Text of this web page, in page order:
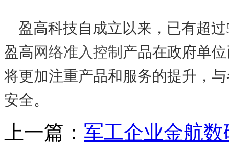
盈高科技自成立以来，已有超
盈高网络准入控制 产品在政府单
将更加注重产品和服务的提升，
安全。
上一篇： 军工企业金航